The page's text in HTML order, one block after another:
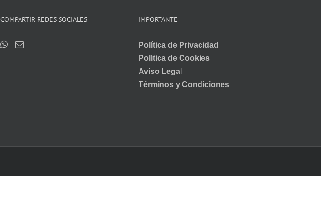
COMPARTIR REDES SOCIALES IMPORTANTE
Política de Privacidad
Política de Cookies
Aviso Legal
Términos y Condiciones